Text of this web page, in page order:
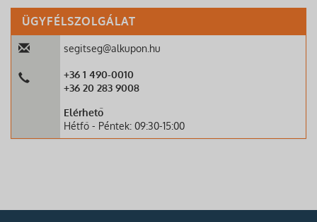
ÜGYFÉLSZOLGÁLAT
segitseg@alkupon.hu
+36 1 490-0010
+36 20 283 9008
Elérhető
Hétfő - Péntek: 09:30-15:00